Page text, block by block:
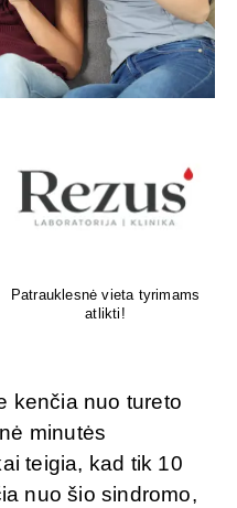
Psichoterapeutas
M.G.Maksimalietis
kenčia nuo tureto
minutės
teigia, kad tik 10
nuo šio sindromo,